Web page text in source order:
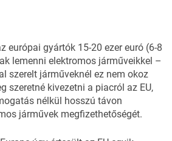
európai gyártók 15-20 ezer euró (6-8
lemenni elektromos járműveikkel –
szerelt járműveknél ez nem okoz
szeretné kivezetni a piacról az EU,
nélkül hosszú távon
járművek megfizethetőségét.